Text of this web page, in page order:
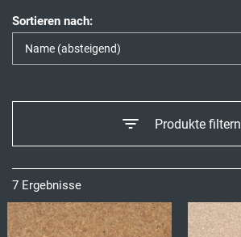
Sortieren nach:
Produkte filtern
7 Ergebnisse